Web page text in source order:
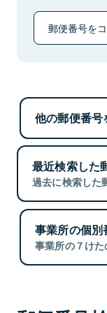
郵便番号を
他の郵便番号
最近検索した
過去に検索した
事業所の個別
事業所の７けた